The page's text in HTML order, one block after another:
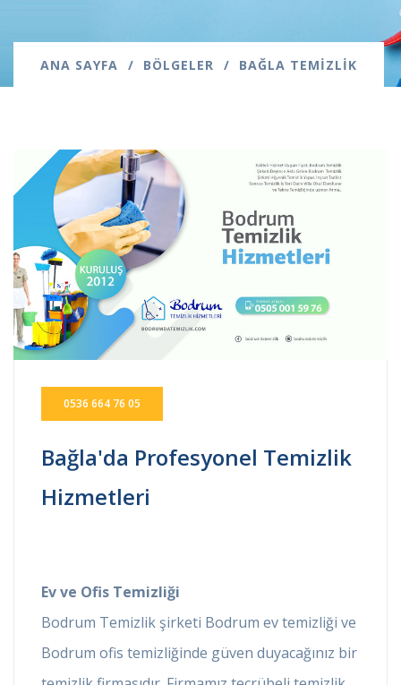
ANA SAYFA BÖLGELER BAĞLA TEMIZLIK
0536 664 76 05
Bağla'da Profesyonel Temizlik
Hizmetleri
Ev ve Ofis Temizliği
Bodrum Temizlik şirketi Bodrum ev temizliği ve
Bodrum ofis temizliğinde güven duyacağınız bir